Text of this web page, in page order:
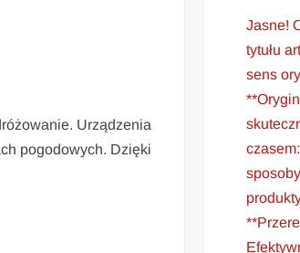
Urządzenia
pogodowych. Dzięki
Jasne!
tytułu
sens